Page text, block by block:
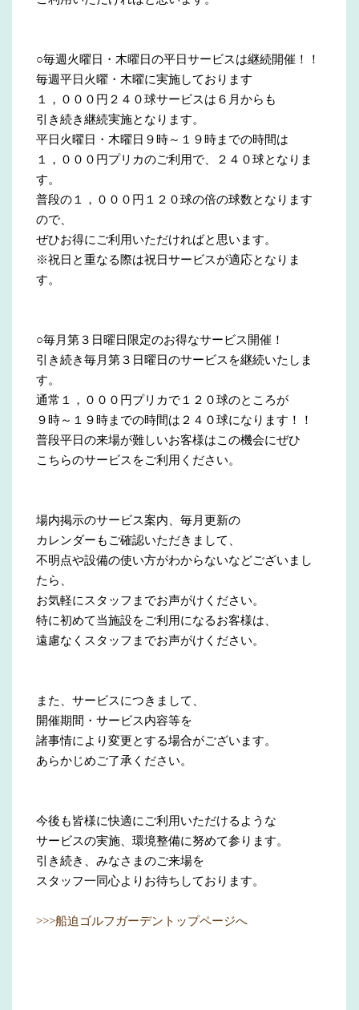
○毎週火曜日・木曜日の平日サービスは継続開催！！
毎週平日火曜・木曜に実施しております
１，０００円２４０球サービスは６月からも
引き続き継続実施となります。
平日火曜日・木曜日９時～１９時までの時間は
１，０００円プリカのご利用で、２４０球となりま
す。
普段の１，０００円１２０球の倍の球数となります
ので、
ぜひお得にご利用いただければと思います。
※祝日と重なる際は祝日サービスが適応となりま
す。
○毎月第３日曜日限定のお得なサービス開催！
引き続き毎月第３日曜日のサービスを継続いたしま
す。
通常１，０００円プリカで１２０球のところが
９時～１９時までの時間は２４０球になります！！
普段平日の来場が難しいお客様はこの機会にぜひ
こちらのサービスをご利用ください。
場内掲示のサービス案内、毎月更新の
カレンダーもご確認いただきまして、
不明点や設備の使い方がわからないなどございまし
たら、
お気軽にスタッフまでお声がけください。
特に初めて当施設をご利用になるお客様は、
遠慮なくスタッフまでお声がけください。
また、サービスにつきまして、
開催期間・サービス内容等を
諸事情により変更とする場合がございます。
あらかじめご了承ください。
今後も皆様に快適にご利用いただけるような
サービスの実施、環境整備に努めて参ります。
引き続き、みなさまのご来場を
スタッフ一同心よりお待ちしております。
>>>船迫ゴルフガーデントップページへ